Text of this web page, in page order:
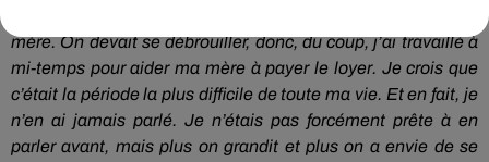
mère.On devait se débrouiller, donc, du coup, j’ai travaillé à
mi-temps pour aider ma mère à payer le loyer. Je crois que
c’était la période la plus difficile de toute ma vie. Et en fait, je
n’en ai jamais parlé. Je n’étais pas forcément prête à en
parler avant, mais plus on grandit et plus on a envie de se